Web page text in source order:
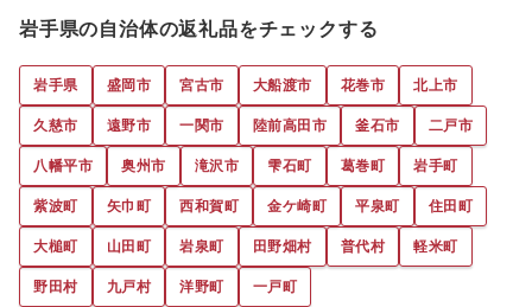
岩手県の自治体の返礼品をチェックする
岩手県 盛岡市 宮古市 大船渡市 花巻市
北上市
久慈市
遠野市 一関市 陸前高田市 釜石市
二戸市
八幡平市
奥州市 滝沢市 雫石町 葛巻町
岩手町
紫波町
矢巾町 西和賀町 金ケ崎町 平泉町
住田町
大槌町
山田町 岩泉町 田野畑村 普代村
軽米町
野田村
九戸村 洋野町 一戸町